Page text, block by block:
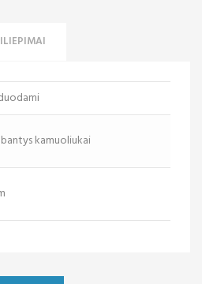
kamuoliukai